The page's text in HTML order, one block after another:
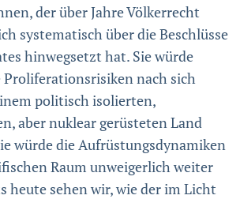
der über Jahre Völkerrecht
systematisch über die Beschlüsse
hinwegsetzt hat. Sie würde
nach sich
politisch isolierten,
aber nuklear gerüsteten Land
würde die Auf­rüs­tungs­dynamiken
Raum unweigerlich weiter
heute sehen wir, wie der im Licht